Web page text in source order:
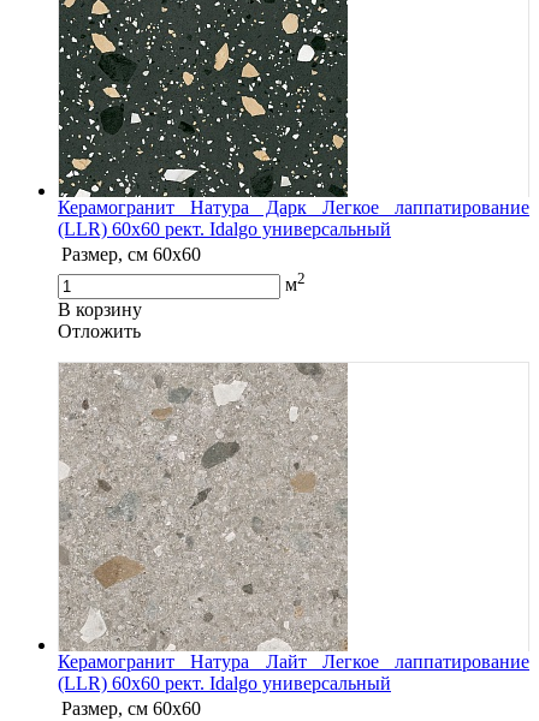
Керамогранит Натура Дарк Легкое лаппатирование
(LLR) 60х60 рект. Idalgo универсальный
Размер, см 60х60
м2
В корзину
Oтложить
Керамогранит Натура Лайт Легкое лаппатирование
(LLR) 60х60 рект. Idalgo универсальный
Размер, см 60х60